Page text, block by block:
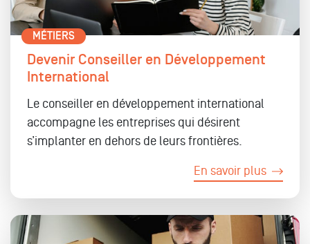
MÉTIERS
Devenir Conseiller en Développement
International
Le conseiller en développement international
accompagne les entreprises qui désirent
s’implanter en dehors de leurs frontières.
En savoir plus